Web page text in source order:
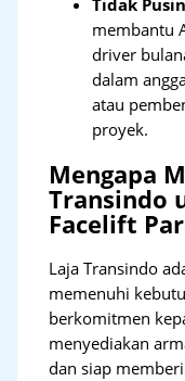
membantu
driver
dalam
atau
proyek.
Mengapa
Transindo
Facelift
Laja Transindo
memenuhi
berkomitmen
menyediakan
dan siap